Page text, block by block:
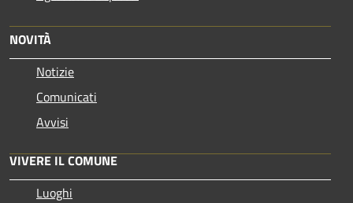
NOVITÀ
Notizie
Comunicati
Avvisi
VIVERE IL COMUNE
Luoghi